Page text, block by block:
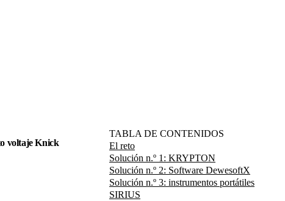
TABLA DE CONTENIDOS
El reto
Solución n.º 1: KRYPTON
Solución n.º 2: Software DewesoftX
Solución n.º 3: instrumentos portátiles
SIRIUS
voltaje Knick